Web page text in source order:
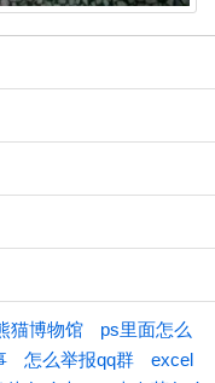
猫博物馆
ps里面怎么
怎么举报qq群
excel